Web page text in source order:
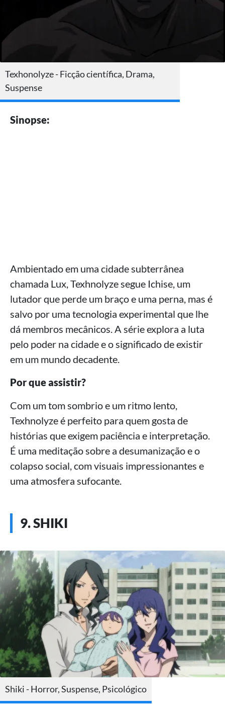
Texhonolyze - Ficção científica, Drama,
Suspense
Sinopse:
Ambientado em uma cidade subterrânea
chamada Lux, Texhnolyze segue Ichise, um
lutador que perde um braço e uma perna, mas é
salvo por uma tecnologia experimental que lhe
dá membros mecânicos. A série explora a luta
pelo poder na cidade e o significado de existir
em um mundo decadente.
Por que assistir?
Com um tom sombrio e um ritmo lento,
Texhnolyze é perfeito para quem gosta de
histórias que exigem paciência e interpretação.
É uma meditação sobre a desumanização e o
colapso social, com visuais impressionantes e
uma atmosfera sufocante.
9. SHIKI
Shiki - Horror, Suspense, Psicológico